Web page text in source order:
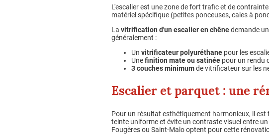
L'escalier est une zone de fort trafic et de
matériel spécifique (petites ponceuses, cales à
La vitrification d'un escalier en chênedemande
généralement :
Un vitrificateur polyuréthane pour les
Unefinition mate ou satinée pour un rendu
3 couches minimumde vitrificateur sur les
Escalier et parquet : une
Pour un résultat esthétiquement harmonieux, il est
teinte uniforme et évite un contraste visuel entre
Fougères ou Saint-Malo optent pour cette